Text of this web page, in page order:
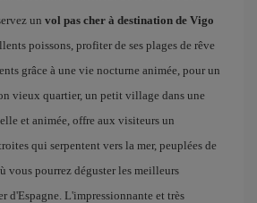
un vol pas cher à destination de Vigo
poissons, profiter de ses plages de rêve
grâce à une vie nocturne animée, pour un
vieux quartier, un petit village dans une
et animée, offre aux visiteurs un
qui serpentent vers la mer, peuplées de
vous pourrez déguster les meilleurs
d'Espagne. L'impressionnante et très